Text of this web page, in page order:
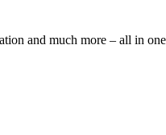
and much more – all in